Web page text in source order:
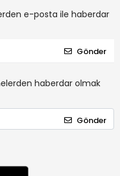
e-posta ile haberdar
Gönder
haberdar olmak
Gönder